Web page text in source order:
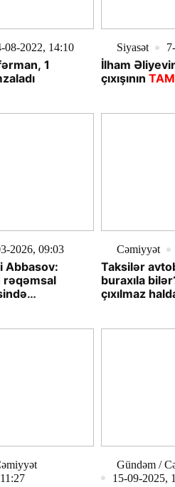
08-2022, 14:10
1
Siyasət
İlham
çıxışının
2026, 09:03
Abbasov:
rəqəmsal
Cəmiyyət
Taksilər
buraxıla
çıxılmaz
Gündəm /
15-09-2025,